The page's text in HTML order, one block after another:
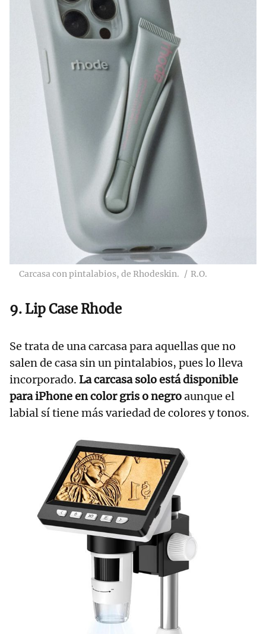
Carcasa con pintalabios, de Rhodeskin. R.O.
9. Lip Case Rhode
Se trata de una carcasa para aquellas que no
salen de casa sin un pintalabios, pues lo lleva
incorporado. La carcasa solo está disponible
para iPhone en color gris o negroaunque el
labial sí tiene más variedad de colores y tonos.